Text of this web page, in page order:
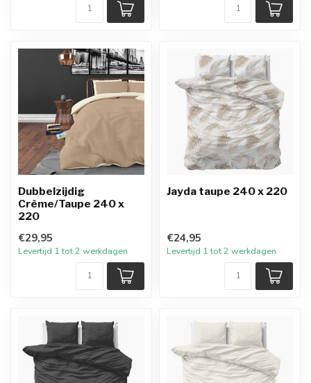
Dubbelzijdig
Crème/Taupe 240 x
220
€29,95
Levertijd 1 tot 2 werkdagen
Jayda taupe 240 x 220
€24,95
Levertijd 1 tot 2 werkdagen